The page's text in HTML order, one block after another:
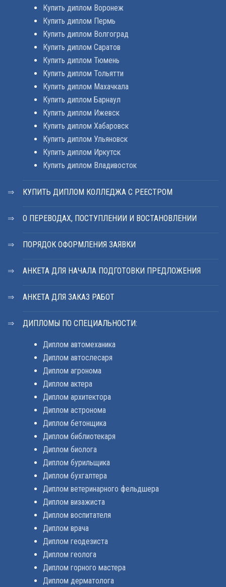
Купить диплом Воронеж
Купить диплом Пермь
Купить диплом Волгоград
Купить диплом Саратов
Купить диплом Тюмень
Купить диплом Тольятти
Купить диплом Махачкала
Купить диплом Барнаул
Купить диплом Ижевск
Купить диплом Хабаровск
Купить диплом Ульяновск
Купить диплом Иркутск
Купить диплом Владивосток
КУПИТЬ ДИПЛОМ КОЛЛЕДЖА С РЕЕСТРОМ
О ПЕРЕВОДАХ, ПОСТУПЛЕНИИ И ВОСТАНОВЛЕНИИ
ПОРЯДОК ОФОРМЛЕНИЯ ЗАЯВКИ
АНКЕТА ДЛЯ НАЧАЛА ПОДГОТОВКИ ПРЕДЛОЖЕНИЯ
АНКЕТА ДЛЯ ЗАКАЗ РАБОТ
ДИПЛОМЫ ПО СПЕЦИАЛЬНОСТИ:
Диплом автомеханика
Диплом автослесаря
Диплом агронома
Диплом актера
Диплом архитектора
Диплом астронома
Диплом бетонщика
Диплом библиотекаря
Диплом биолога
Диплом бурильщика
Диплом бухгалтера
Диплом ветеринарного фельдшера
Диплом визажиста
Диплом воспитателя
Диплом врача
Диплом геодезиста
Диплом геолога
Диплом горного мастера
Диплом дерматолога